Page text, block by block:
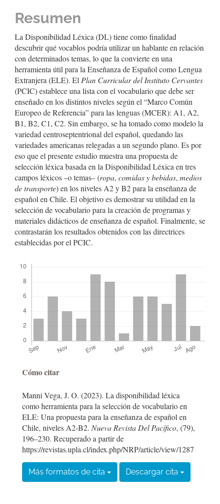
artículo
Resumen
La Disponibilidad Léxica (DL) tiene como finalidad
descubrir qué vocablos podría utilizar un hablante en relación
con determinados temas, lo que la convierte en una
herramienta útil para la Enseñanza de Español como Lengua
Extranjera (ELE). ElPlan Curricular del Instituto Cervantes
(PCIC) establece una lista con el vocabulario que debe ser
enseñado en los distintos niveles según el “Marco Común
Europeo de Referencia” para las lenguas (MCER): A1, A2,
B1, B2, C1, C2. Sin embargo, se ha tomado como modelo la
variedad centroseptentrional del español, quedando las
variedades americanas relegadas a un segundo plano. Es por
eso que el presente estudio muestra una propuesta de
selección léxica basada en la Disponibilidad Léxica en tres
campos léxicos –o temas– (ropa, comidas y bebidas, medios
de transporte) en los niveles A2 y B2 para la enseñanza de
español en Chile. El objetivo es demostrar su utilidad en la
selección de vocabulario para la creación de programas y
materiales didácticos de enseñanza de español. Finalmente, se
contrastarán los resultados obtenidos con las directrices
establecidas por el PCIC.
Detalles
artículo
Cómo citar
Manni Vega, J. O. (2023). La disponibilidad léxica
como herramienta para la selección de vocabulario en
ELE: Una propuesta para la enseñanza de español en
Chile, niveles A2-B2. Nueva Revista Del Pacífico, (79),
196–230. Recuperado a partir de
https://revistas.upla.cl/index.php/NRP/article/view/1287
Más formatos de cita Descargar cita